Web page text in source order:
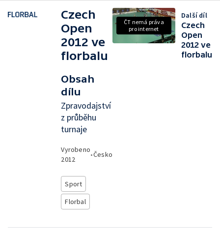
Czech
Open
2012 ve
florbalu
Obsah
dílu
Zpravodajství
z průběhu
turnaje
Vyrobeno
2012
•Česko
Sport
Florbal
ČT nemá práva
pro internet
Další díl
Czech
Open
2012 ve
florbalu